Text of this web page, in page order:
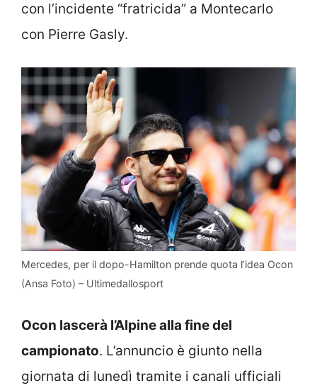
con l’incidente “fratricida” a Montecarlo
con Pierre Gasly.
Mercedes, per il dopo-Hamilton prende quota l’idea Ocon
(Ansa Foto) – Ultimedallosport
Ocon lascerà l’Alpine alla fine del
campionato. L’annuncio è giunto nella
giornata di lunedì tramite i canali ufficiali